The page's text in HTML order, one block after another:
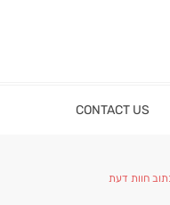
CONTACT US
חוות דעת